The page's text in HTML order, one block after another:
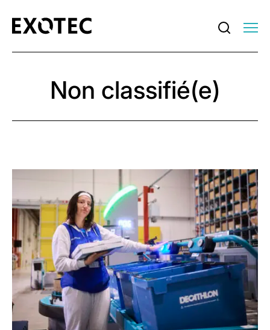
Non classifié(e)